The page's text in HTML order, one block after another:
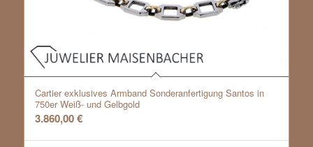
Cartier exklusives Armband Sonderanfertigung Santos in
750er Weiß- und Gelbgold
3.860,00€